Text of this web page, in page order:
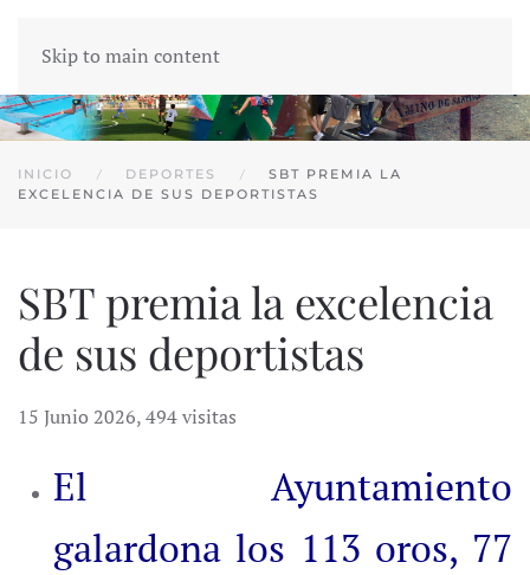
Skip to main content
INICIO DEPORTES
SBT PREMIA LA
EXCELENCIA DE SUS DEPORTISTAS
SBT premia la excelencia
de sus deportistas
15 Junio 2026,494 visitas
El Ayuntamiento
galardona los 113 oros, 77